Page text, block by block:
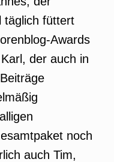
täglich füttert
Awards
der auch in
noch
auch Tim,